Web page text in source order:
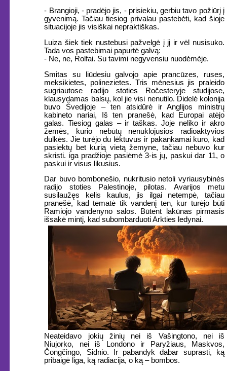
- Brangioji, - pradėjo jis, - prisiekiu, gerbiu tavo požiūrį į
gyvenimą. Tačiau tiesiog privalau pastebėti, kad šioje
situacijoje jis visiškai nepraktiškas.
Luiza šiek tiek nustebusi pažvelgė į jį ir vėl nusisuko.
Tada vos pastebimai papurtė galvą:
- Ne, ne, Rolfai. Su tavimi negyvensiu nuodėmėje.
Smitas su liūdesiu galvojo apie prancūzes, ruses,
meksikietes, polinezietes. Tris mėnesius jis praleido
sugriautose radijo stoties Ročesteryje studijose,
klausydamas balsų, kol jie visi nenutilo. Didelė kolonija
buvo Švedijoje – ten atsidūrė ir Anglijos ministrų
kabineto nariai, Iš ten pranešė, kad Europai atėjo
galas. Tiesiog galas – ir taškas. Joje neliko ir akro
žemės, kurio nebūtų nenuklojusios radioaktyvios
dulkės. Jie turėjo du lėktuvus ir pakankamai kuro, kad
pasiektų bet kurią vietą žemyne, tačiau nebuvo kur
skristi. iga pradžioje pasiėmė 3-is jų, paskui dar 11, o
paskui ir visus likusius.
Dar buvo bombonešio, nukritusio netoli vyriausybinės
radijo stoties Palestinoje, pilotas. Avarijos metu
susilaužęs kelis kaulus, jis ilgai netempė, tačiau
pranešė, kad tematė tik vandenį ten, kur turėjo būti
Ramiojo vandenyno salos. Būtent lakūnas pirmasis
išsakė mintį, kad subombarduoti Arkties ledynai.
Neateidavo jokių žinių nei iš Vašingtono, nei iš
Niujorko, nei iš Londono ir Paryžiaus, Maskvos,
Čongčingo, Sidnio. Ir pabandyk dabar suprasti, ką
pribaigė liga, ką radiacija, o ką – bombos.